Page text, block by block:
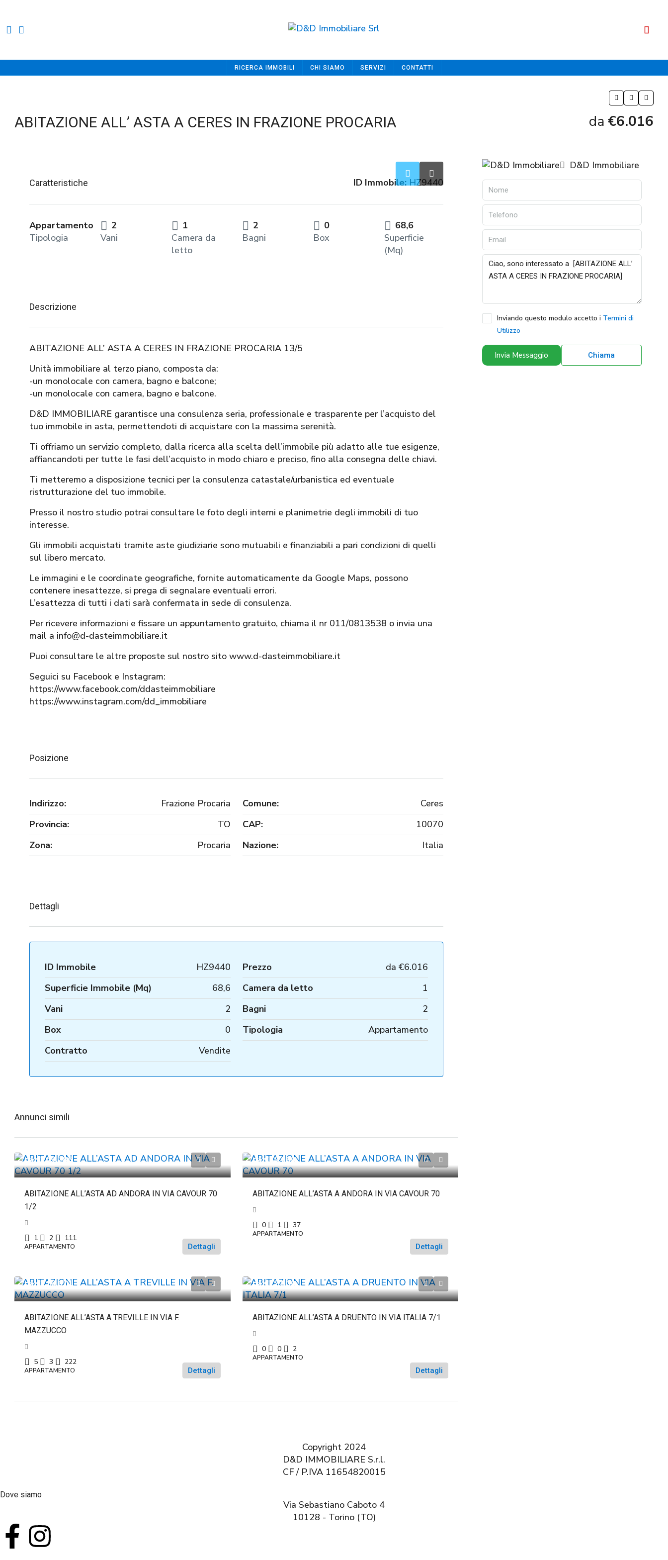
RICERCA IMMOBILI CHI SIAMO SERVIZI CONTATTI
ABITAZIONE ALL’ ASTA A CERES IN FRAZIONE PROCARIA da €6.016
Caratteristiche ID Immobile:HZ9440
Appartamento
Tipologia
2
Vani
1
Camera da
letto
2
Bagni
0
Box
68,6
Superficie
(Mq)
Descrizione
ABITAZIONE ALL’ ASTA A CERES IN FRAZIONE PROCARIA 13/5
Unità immobiliare al terzo piano, composta da:
-un monolocale con camera, bagno e balcone;
-un monolocale con camera, bagno e balcone.
D&D IMMOBILIARE garantisce una consulenza seria, professionale e trasparente per l’acquisto del
tuo immobile in asta, permettendoti di acquistare con la massima serenità.
Ti offriamo un servizio completo, dalla ricerca alla scelta dell’immobile più adatto alle tue esigenze,
affiancandoti per tutte le fasi dell’acquisto in modo chiaro e preciso, fino alla consegna delle chiavi.
Ti metteremo a disposizione tecnici per la consulenza catastale/urbanistica ed eventuale
ristrutturazione del tuo immobile.
Presso il nostro studio potrai consultare le foto degli interni e planimetrie degli immobili di tuo
interesse.
Gli immobili acquistati tramite aste giudiziarie sono mutuabili e finanziabili a pari condizioni di quelli
sul libero mercato.
Le immagini e le coordinate geografiche, fornite automaticamente da Google Maps, possono
contenere inesattezze, si prega di segnalare eventuali errori.
L’esattezza di tutti i dati sarà confermata in sede di consulenza.
Per ricevere informazioni e fissare un appuntamento gratuito, chiama il nr 011/0813538 o invia una
mail a info@d-dasteimmobiliare.it
Puoi consultare le altre proposte sul nostro sito www.d-dasteimmobiliare.it
Seguici su Facebook e Instagram:
https://www.facebook.com/ddasteimmobiliare
https://www.instagram.com/dd_immobiliare
Posizione
Indirizzo: Frazione Procaria Comune:
Ceres
Provincia:
TO CAP:
10070
Zona:
Procaria Nazione: Italia
Dettagli
ID Immobile HZ9440 Prezzo da €6.016
Superficie Immobile (Mq)
68,6 Camera da letto
1
Vani
2 Bagni
2
Box
0 Tipologia
Appartamento
Contratto
Vendite
Annunci simili
da€263.286
ABITAZIONE ALL’ASTA AD ANDORA IN VIA CAVOUR 70
1/2
1 2 111
APPARTAMENTO Dettagli
da€69.060
ABITAZIONE ALL’ASTA A ANDORA IN VIA CAVOUR 70
0 1 37
APPARTAMENTO
Dettagli
da€116.671
ABITAZIONE ALL’ASTA A TREVILLE IN VIA F.
MAZZUCCO
5 3 222
APPARTAMENTO Dettagli
da€22.500
ABITAZIONE ALL’ASTA A DRUENTO IN VIA ITALIA 7/1
0 0 2
APPARTAMENTO
Dettagli
D&D Immobiliare
Inviando questo modulo accetto i Termini di
Utilizzo
Invia Messaggio Chiama
Copyright 2024
D&D IMMOBILIARE S.r.l.
CF / P.IVA 11654820015
Dove siamo
Via Sebastiano Caboto 4
10128 - Torino (TO)